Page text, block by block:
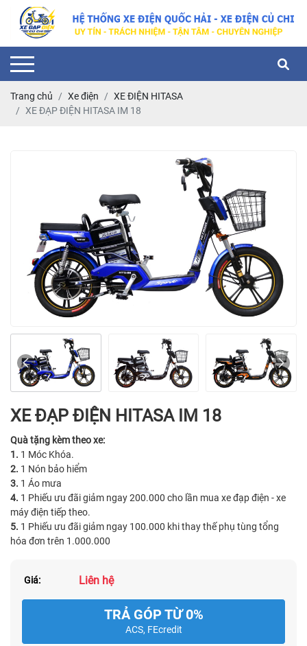
Trang chủ Xe điện
XE ĐIỆN HITASA
XE ĐẠP ĐIỆN HITASA IM 18
XE ĐẠP ĐIỆN HITASA IM 18
Quà tặng kèm theo xe:
1. 1 Móc Khóa.
2. 1 Nón bảo hiểm
3. 1 Áo mưa
4. 1 Phiếu ưu đãi giảm ngay 200.000 cho lần mua xe đạp điện - xe
máy điện tiếp theo.
5. 1 Phiếu ưu đãi giảm ngay 100.000 khi thay thế phụ tùng tổng
hóa đơn trên 1.000.000
Giá: Liên hệ
TRẢ GÓP TỪ 0%
ACS, FEcredit